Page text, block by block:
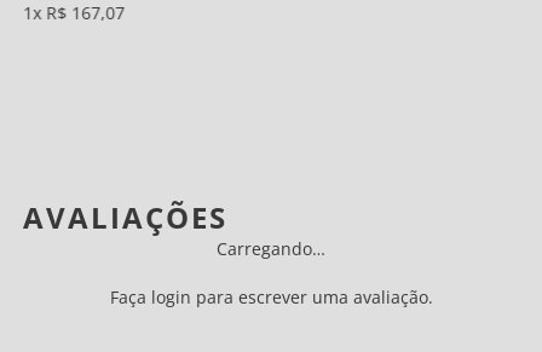
1 R$ 167,07
AVALIAÇÕES
Carregando…
Faça login para escrever uma avaliação.